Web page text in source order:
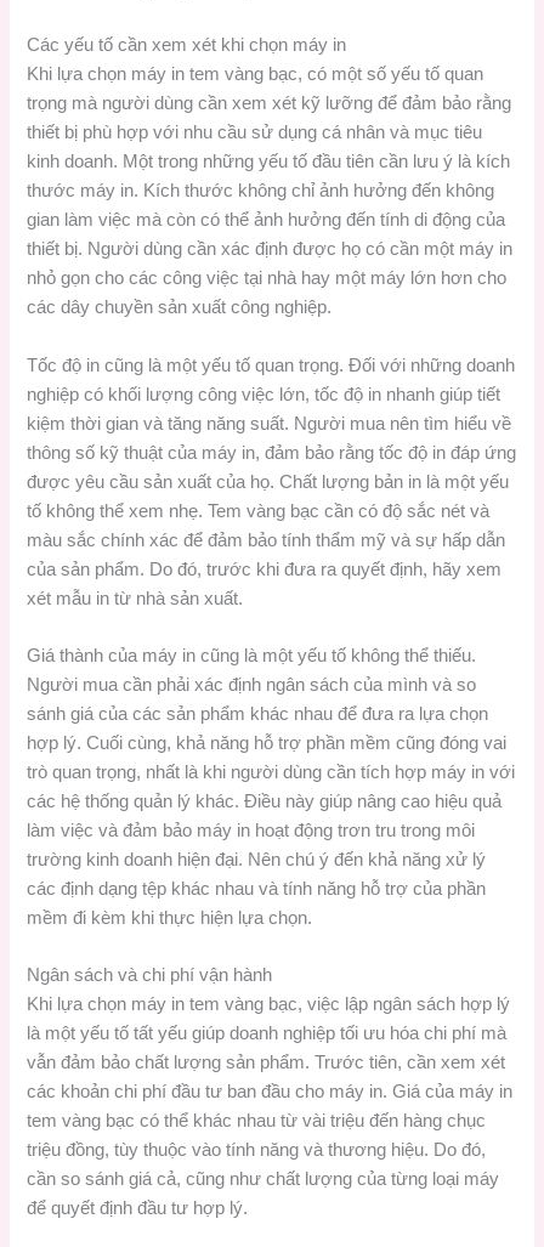
Các yếu tố cần xem xét khi chọn máy in
Khi lựa chọn máy in tem vàng bạc, có một số yếu tố quan
trọng mà người dùng cần xem xét kỹ lưỡng để đảm bảo rằng
thiết bị phù hợp với nhu cầu sử dụng cá nhân và mục tiêu
kinh doanh. Một trong những yếu tố đầu tiên cần lưu ý là kích
thước máy in. Kích thước không chỉ ảnh hưởng đến không
gian làm việc mà còn có thể ảnh hưởng đến tính di động của
thiết bị. Người dùng cần xác định được họ có cần một máy in
nhỏ gọn cho các công việc tại nhà hay một máy lớn hơn cho
các dây chuyền sản xuất công nghiệp.
Tốc độ in cũng là một yếu tố quan trọng. Đối với những doanh
nghiệp có khối lượng công việc lớn, tốc độ in nhanh giúp tiết
kiệm thời gian và tăng năng suất. Người mua nên tìm hiểu về
thông số kỹ thuật của máy in, đảm bảo rằng tốc độ in đáp ứng
được yêu cầu sản xuất của họ. Chất lượng bản in là một yếu
tố không thể xem nhẹ. Tem vàng bạc cần có độ sắc nét và
màu sắc chính xác để đảm bảo tính thẩm mỹ và sự hấp dẫn
của sản phẩm. Do đó, trước khi đưa ra quyết định, hãy xem
xét mẫu in từ nhà sản xuất.
Giá thành của máy in cũng là một yếu tố không thể thiếu.
Người mua cần phải xác định ngân sách của mình và so
sánh giá của các sản phẩm khác nhau để đưa ra lựa chọn
hợp lý. Cuối cùng, khả năng hỗ trợ phần mềm cũng đóng vai
trò quan trọng, nhất là khi người dùng cần tích hợp máy in với
các hệ thống quản lý khác. Điều này giúp nâng cao hiệu quả
làm việc và đảm bảo máy in hoạt động trơn tru trong môi
trường kinh doanh hiện đại. Nên chú ý đến khả năng xử lý
các định dạng tệp khác nhau và tính năng hỗ trợ của phần
mềm đi kèm khi thực hiện lựa chọn.
Ngân sách và chi phí vận hành
Khi lựa chọn máy in tem vàng bạc, việc lập ngân sách hợp lý
là một yếu tố tất yếu giúp doanh nghiệp tối ưu hóa chi phí mà
vẫn đảm bảo chất lượng sản phẩm. Trước tiên, cần xem xét
các khoản chi phí đầu tư ban đầu cho máy in. Giá của máy in
tem vàng bạc có thể khác nhau từ vài triệu đến hàng chục
triệu đồng, tùy thuộc vào tính năng và thương hiệu. Do đó,
cần so sánh giá cả, cũng như chất lượng của từng loại máy
để quyết định đầu tư hợp lý.